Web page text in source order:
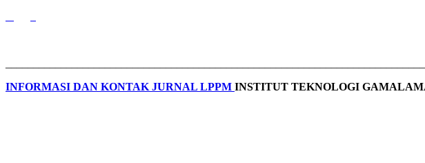
INFORMASI DAN KONTAK JURNAL LPPM INSTITUT TEKNOLOGI